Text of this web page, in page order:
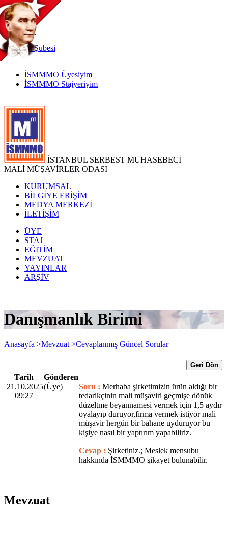
TR
|
EN
İnternetŞubesi
İSMMMO Üyesiyim
İSMMMO Stajyeriyim
İSTANBUL SERBEST MUHASEBECİ
MALİ MÜŞAVİRLER ODASI
KURUMSAL
BİLGİYE ERİŞİM
MEDYA MERKEZİ
İLETİŞİM
ÜYE
STAJ
EĞİTİM
MEVZUAT
YAYINLAR
ARŞİV
Danışmanlık Birimi
Anasayfa >Mevzuat >Cevaplanmış Güncel Sorular
Geri Dön
Tarih
Gönderen
21.10.2025
09:27
(Üye) Soru : Merhaba şirketimizin ürün aldığı bir
tedarikçinin mali müşaviri geçmişe dönük
düzeltme beyannamesi vermek için 1,5 aydır
oyalayıp duruyor,firma vermek istiyor mali
müşavir hergün bir bahane uyduruyor bu
kişiye nasıl bir yaptırım yapabiliriz.
Cevap : Şirketiniz.; Meslek mensubu
hakkında İSMMMO şikayet bulunabilir.
Mevzuat